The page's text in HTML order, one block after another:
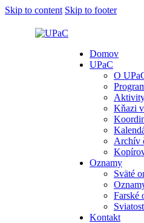
Skip to content Skip to footer
Domov
UPaC
O
Kňazi
Archív
Oznamy
Sväté
Farské
Kontakt